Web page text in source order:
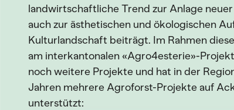
landwirtschaftliche Trend zur Anlage
auch zur ästhetischen und ökologischen
Kulturlandschaft beiträgt. Im Rahmen
am interkantonalen «Agro4esterie»-
noch weitere Projekte und hat in der
Jahren mehrere Agroforst-Projekte auf
unterstützt: